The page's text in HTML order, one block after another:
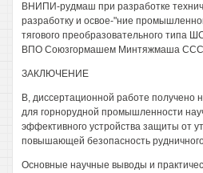
ВНИПИ-рудмаш при разработке
разработку и освое-"ние
тягового преобразовательного типа
ВПО Союзгормашем Минтяжмаша
ЗАКЛЮЧЕНИЕ
В, диссертационной работе получено
для горнорудной промышленности
эффективного устройства защиты от
повышающей безопасность
Основные научные выводы и